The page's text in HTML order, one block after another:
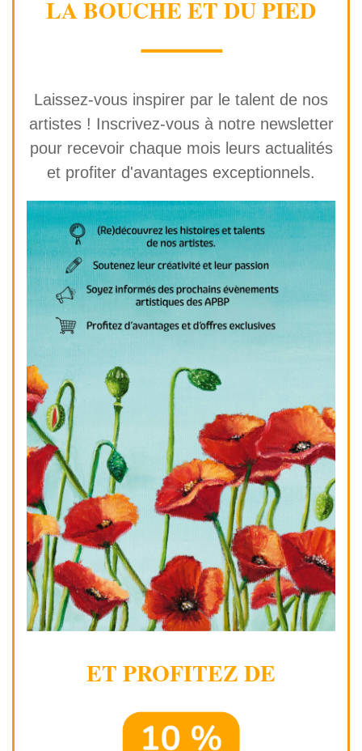
LA BOUCHE ET DU PIED
⸻
Laissez-vous inspirer par le talent de nos
artistes ! Inscrivez-vous à notre newsletter
pour recevoir chaque mois leurs actualités
et profiter d'avantages exceptionnels.
ET PROFITEZ DE